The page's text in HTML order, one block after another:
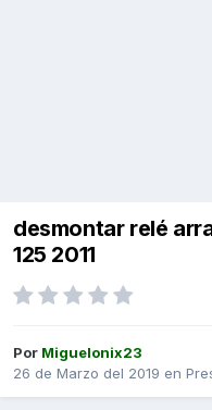
desmontar relé
125 2011
Por Miguelonix23
26 de Marzo del 2019 en